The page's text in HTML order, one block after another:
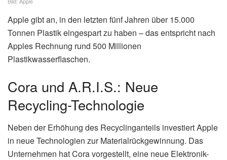
Apple gibt an, in den letzten fünf Jahren über 15.000
Tonnen Plastik eingespart zu haben – das entspricht nach
Apples Rechnung rund 500 Millionen
Plastikwasserflaschen.
Cora und A.R.I.S.: Neue
Recycling-Technologie
Neben der Erhöhung des Recyclinganteils investiert Apple
in neue Technologien zur Materialrückgewinnung. Das
Unternehmen hat Cora vorgestellt, eine neue Elektronik-